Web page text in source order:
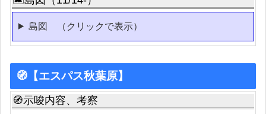
島図 （クリックで表示）
🧭【エスパス秋葉原】
🧭示唆内容、考察